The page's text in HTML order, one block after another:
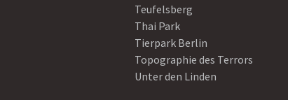
Teufelsberg
Thai Park
Tierpark Berlin
Topographie des Terrors
Unter den Linden